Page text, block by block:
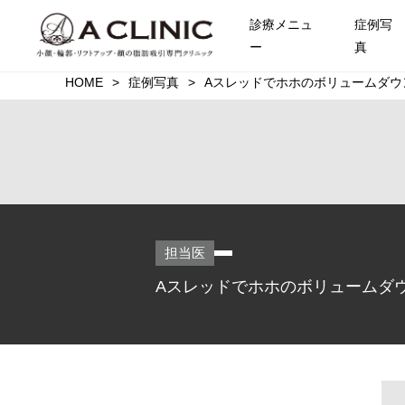
診療メニュ
ー
症例写
真
HOME 症例写真 Aスレッドでホホのボリュームダ
担当医
Aスレッドでホホのボリュームダ